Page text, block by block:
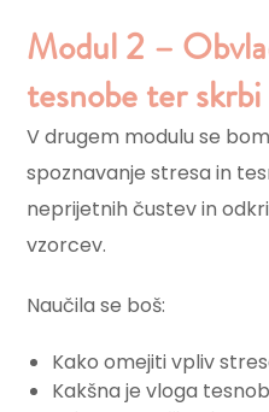
Modul 2 –
tesnobe ter skrbi​
V drugem modulu se
spoznavanje stresa in
neprijetnih čustev in
vzorcev.
Naučila se boš:
Kako omejiti vpliv
Kakšna je vloga